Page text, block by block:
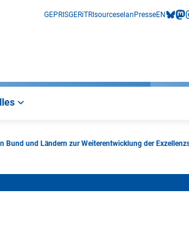
GEPRISGERiTRIsourceselan PresseEN
Bund und Ländern zur Weiterentwicklung der